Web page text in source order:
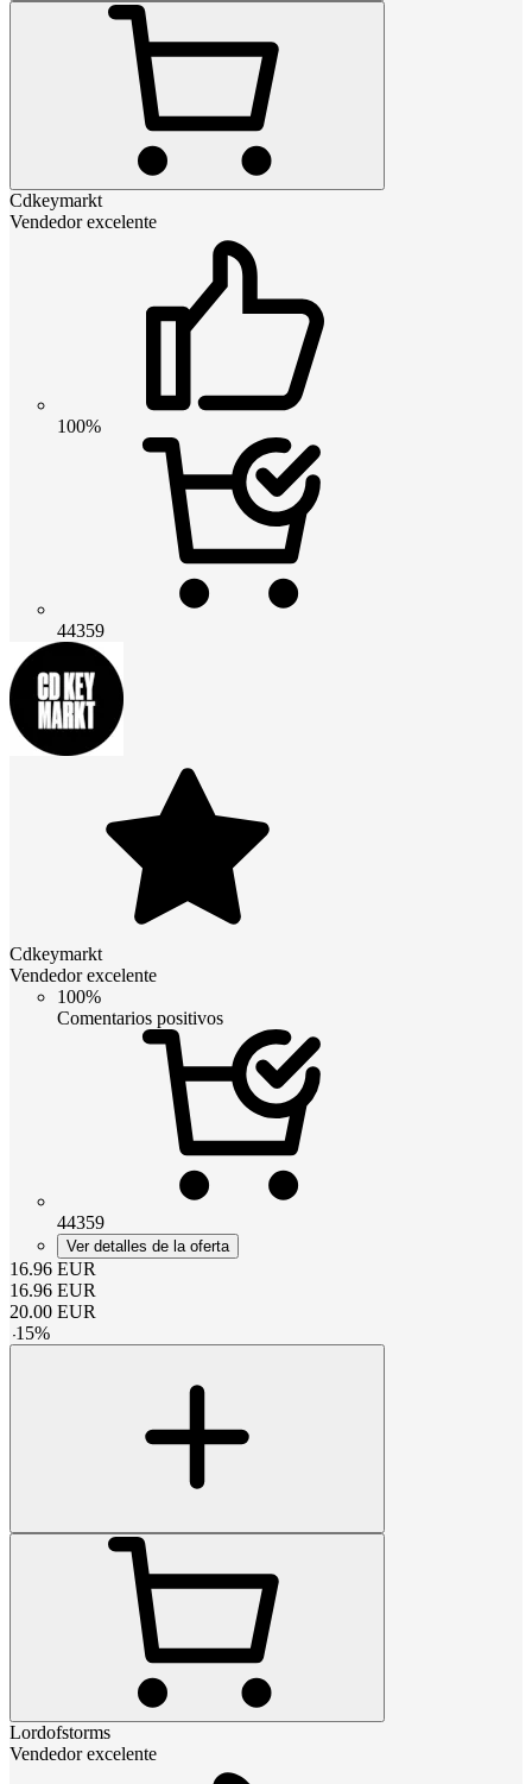
Cdkeymarkt
Vendedor excelente
100%
44359
Cdkeymarkt
Vendedor excelente
100%
Comentarios positivos
44359
Ver detalles de la oferta
16.96 EUR
16.96 EUR
20.00 EUR
-15%
Lordofstorms
Vendedor excelente